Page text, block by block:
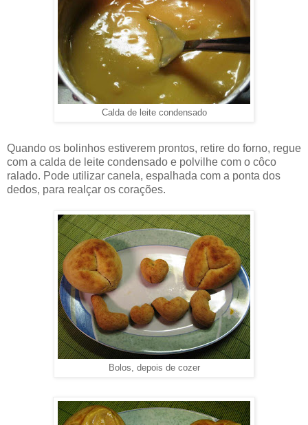
Calda de leite condensado
Quando os bolinhos estiverem prontos, retire do forno, regue
com a calda de leite condensado e polvilhe com o côco
ralado. Pode utilizar canela, espalhada com a ponta dos
dedos, para realçar os corações.
Bolos, depois de cozer